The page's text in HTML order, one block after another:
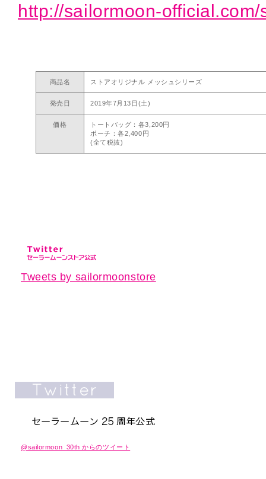
http://sailormoon-official.com/
商品名 ストアオリジナル メッシュシリーズ
発売日 2019年7月13日(土)
価格
トートバッグ：各3,200円
ポーチ：各2,400円
(全て税抜)
Tweets by sailormoonstore
@sailormoon_30th からのツイート